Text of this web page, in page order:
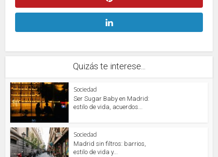
Quizás te interese...
Sociedad
Ser Sugar Baby en Madrid:
estilo de vida, acuerdos...
Sociedad
Madrid sin filtros: barrios,
estilo de vida y...